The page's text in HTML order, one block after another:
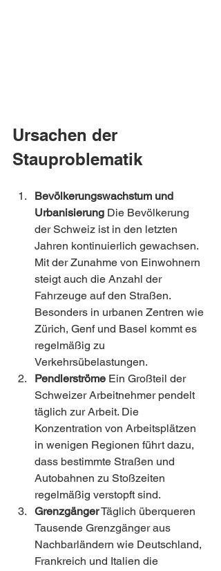
Ursachen der
Stauproblematik
Bevölkerungswachstum und
Urbanisierung Die Bevölkerung
der Schweiz ist in den letzten
Jahren kontinuierlich gewachsen.
Mit der Zunahme von Einwohnern
steigt auch die Anzahl der
Fahrzeuge auf den Straßen.
Besonders in urbanen Zentren wie
Zürich, Genf und Basel kommt es
regelmäßig zu
Verkehrsübelastungen.
Pendlerströme Ein Großteil der
Schweizer Arbeitnehmer pendelt
täglich zur Arbeit. Die
Konzentration von Arbeitsplätzen
in wenigen Regionen führt dazu,
dass bestimmte Straßen und
Autobahnen zu Stoßzeiten
regelmäßig verstopft sind.
Grenzgänger Täglich überqueren
Tausende Grenzgänger aus
Nachbarländern wie Deutschland,
Frankreich und Italien die